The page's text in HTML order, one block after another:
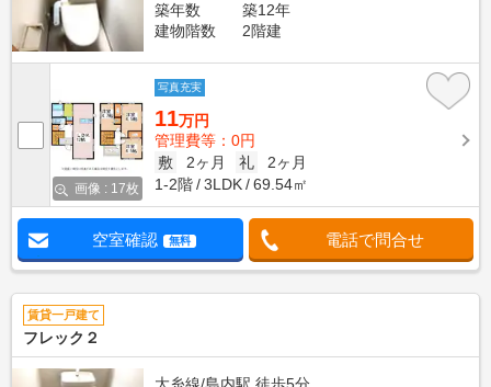
築年数
築12年
建物階数
2階建
画像 : 17枚
写真充実
11万円
管理費等：0円
敷
2ヶ月 礼
2ヶ月
1-2階
3LDK 69.54㎡
空室確認 無料 電話で問合せ
賃貸一戸建て
フレック２